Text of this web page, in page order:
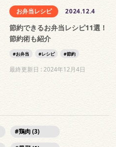
お弁当レシピ 2024.12.4
節約できるお弁当レシピ11選！
節約術も紹介
お弁当 レシピ 節約
最終更新日 :2024年12月4日
鶏肉 (3)